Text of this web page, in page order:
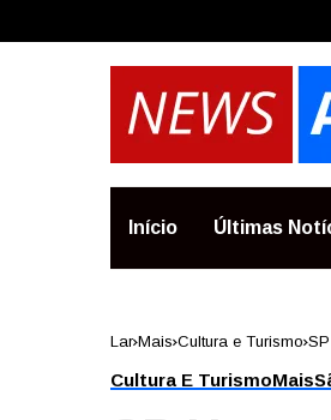
Início Últimas
Lar Mais Cultura e Turismo
Cultura E TurismoMais